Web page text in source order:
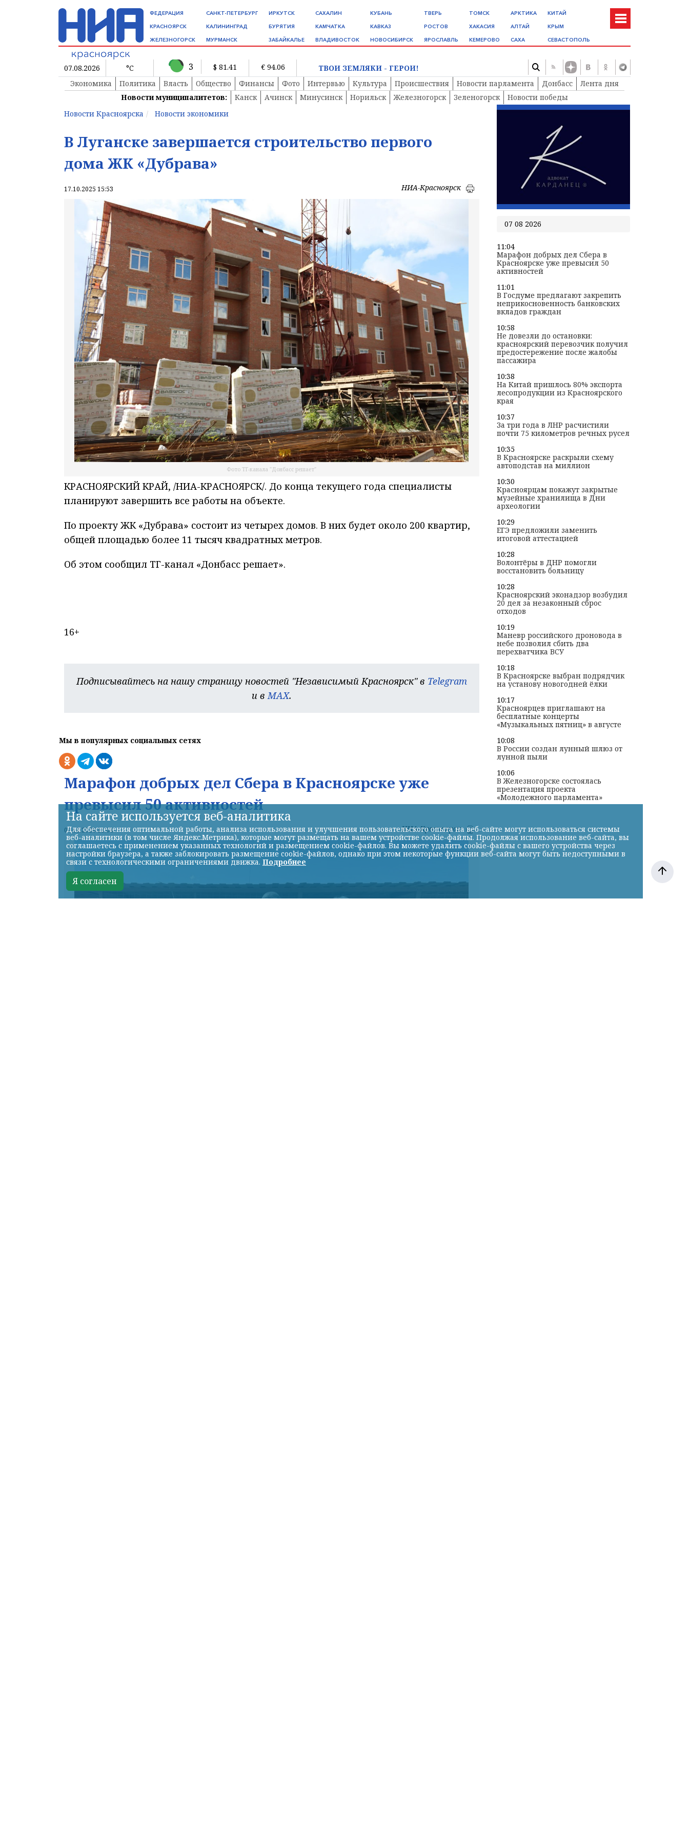
ФЕДЕРАЦИЯ
КРАСНОЯРСК
ЖЕЛЕЗНОГОРСК
САНКТ-ПЕТЕРБУРГ
КАЛИНИНГРАД
МУРМАНСК
ИРКУТСК
БУРЯТИЯ
ЗАБАЙКАЛЬЕ
САХАЛИН
КАМЧАТКА
ВЛАДИВОСТОК
КУБАНЬ
КАВКАЗ
НОВОСИБИРСК
ТВЕРЬ
РОСТОВ
ЯРОСЛАВЛЬ
ТОМСК
ХАКАСИЯ
КЕМЕРОВО
АРКТИКА
АЛТАЙ
САХА
КИТАЙ
КРЫМ
СЕВАСТОПОЛЬ
07.08.2026 °C 3 $ 81.41 € 94.06
ТВОИ ЗЕМЛЯКИ - ГЕРОИ!
Экономика
Политика Власть Общество Финансы Фото Интервью Культура Происшествия Новости парламента Донбасс
Лента дня
Новости муниципалитетов:
Канск Ачинск Минусинск Норильск Железногорск Зеленогорск
Новости победы
Новости Красноярска
Новости экономики
В Луганске завершается строительство первого
дома ЖК «Дубрава»
17.10.2025 15:53 НИА-Красноярск
Фото ТГ-канала "Донбасс решает"
КРАСНОЯРСКИЙ КРАЙ, /НИА-КРАСНОЯРСК/. До конца текущего года специалисты
планируют завершить все работы на объекте.
По проекту ЖК «Дубрава» состоит из четырех домов. В них будет около 200 квартир,
общей площадью более 11 тысяч квадратных метров.
Об этом сообщил ТГ-канал «Донбасс решает».
16+
Подписывайтесь на нашу страницу новостей "Независимый Красноярск" в Telegram
и в MAX.
Мы в популярных социальных сетях
Марафон добрых дел Сбера в Красноярске уже
превысил 50 активностей
07.08.2026 11:04 НИА-Красноярск
07 08 2026
11:04
Марафон добрых дел Сбера в
Красноярске уже превысил 50
активностей
11:01
В Госдуме предлагают закрепить
неприкосновенность банковских
вкладов граждан
10:58
Не довезли до остановки:
красноярский перевозчик получил
предостережение после жалобы
пассажира
10:38
На Китай пришлось 80% экспорта
лесопродукции из Красноярского
края
10:37
За три года в ЛНР расчистили
почти 75 километров речных русел
10:35
В Красноярске раскрыли схему
автоподстав на миллион
10:30
Красноярцам покажут закрытые
музейные хранилища в Дни
археологии
10:29
ЕГЭ предложили заменить
итоговой аттестацией
10:28
Волонтёры в ДНР помогли
восстановить больницу
10:28
Красноярский эконадзор возбудил
20 дел за незаконный сброс
отходов
10:19
Маневр российского дроновода в
небе позволил сбить два
перехватчика ВСУ
10:18
В Красноярске выбран подрядчик
на установу новогодней ёлки
10:17
Красноярцев приглашают на
бесплатные концерты
«Музыкальных пятниц» в августе
10:08
В России создан лунный шлюз от
лунной пыли
10:06
В Железногорске состоялась
презентация проекта
«Молодежного парламента»
На сайте используется веб-аналитика
Для обеспечения оптимальной работы, анализа использования и улучшения пользовательского опыта на веб-сайте могут использоваться системы
веб-аналитики (в том числе Яндекс.Метрика), которые могут размещать на вашем устройстве cookie-файлы. Продолжая использование веб-сайта, вы
соглашаетесь с применением указанных технологий и размещением cookie-файлов. Вы можете удалить cookie-файлы с вашего устройства через
настройки браузера, а также заблокировать размещение cookie-файлов, однако при этом некоторые функции веб-сайта могут быть недоступными в
связи с технологическими ограничениями движка. Подробнее
Я согласен